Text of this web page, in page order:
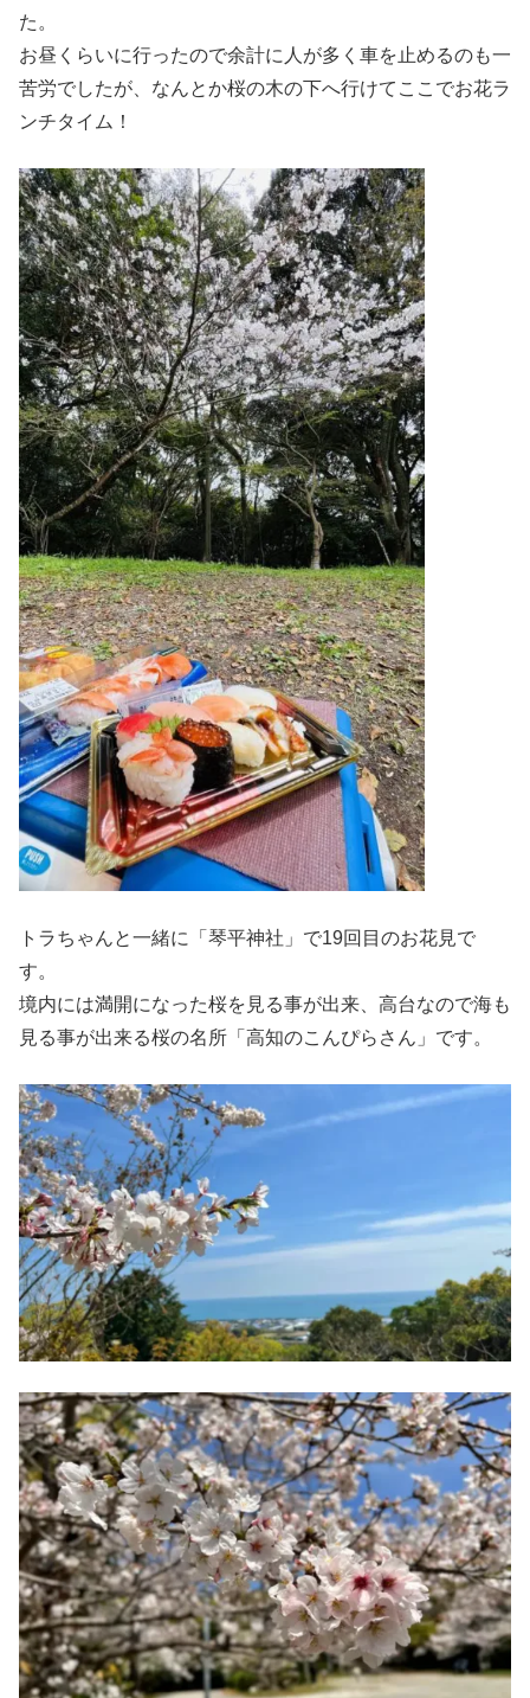
た。
お昼くらいに行ったので余計に人が多く車を止めるのも一
苦労でしたが、なんとか桜の木の下へ行けてここでお花ラ
ンチタイム！
トラちゃんと一緒に「琴平神社」で19回目のお花見で
す。
境内には満開になった桜を見る事が出来、高台なので海も
見る事が出来る桜の名所「高知のこんぴらさん」です。